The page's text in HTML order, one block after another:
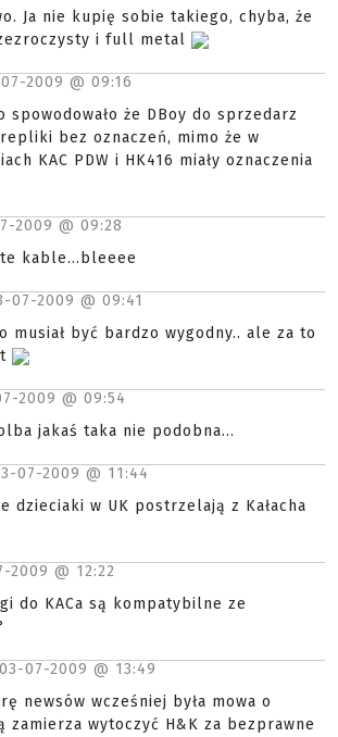
Ja nie kupię sobie takiego, chyba, że
i full metal
2009 @ 09:16
spowodowało że DBoy do sprzedarz
bez oznaczeń, mimo że w
KAC PDW i HK416 miały oznaczenia
2009 @ 09:28
kable...bleeee
07-2009 @ 09:41
musiał być bardzo wygodny.. ale za to
2009 @ 09:54
jakaś taka nie podobna...
07-2009 @ 11:44
dzieciaki w UK postrzelają z Kałacha
2009 @ 12:22
do KACa są kompatybilne ze
03-07-2009 @ 13:49
newsów wcześniej była mowa o
zamierza wytoczyć H&K za bezprawne